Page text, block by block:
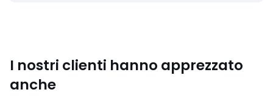
I nostri clienti hanno apprezzato
anche